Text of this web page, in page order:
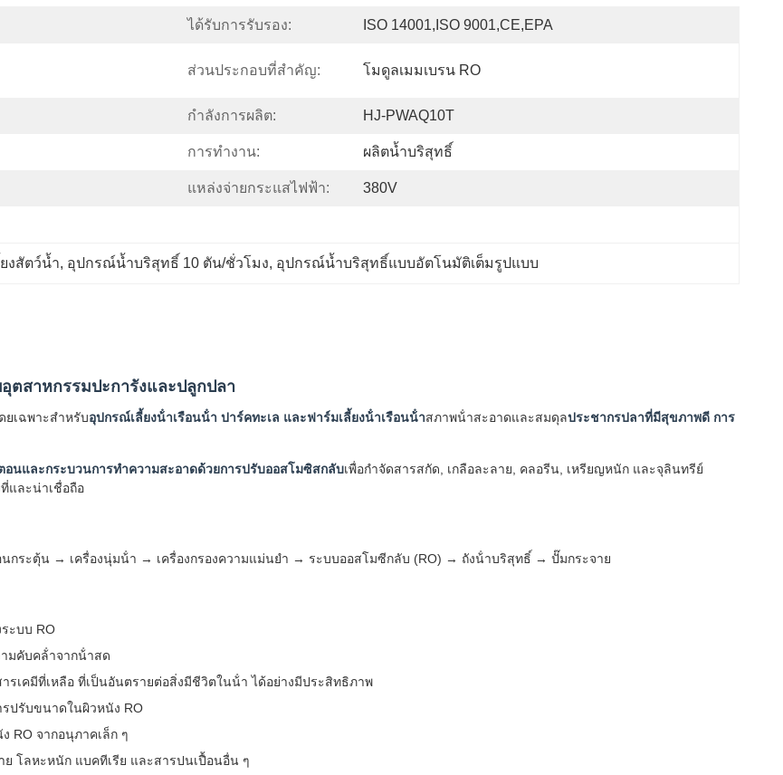
ได้รับการรับรอง: ISO 14001,ISO 9001,CE,EPA
ส่วนประกอบที่สำคัญ: โมดูลเมมเบรน RO
กำลังการผลิต: HJ-PWAQ10T
การทำงาน: ผลิตน้ำบริสุทธิ์
แหล่งจ่ายกระแสไฟฟ้า: 380V
งสัตว์น้ำ, อุปกรณ์น้ำบริสุทธิ์ 10 ตัน/ชั่วโมง, อุปกรณ์น้ำบริสุทธิ์แบบอัตโนมัติเต็มรูปแบบ
ตสาหกรรมปะการังและปลูกปลา
ยเฉพาะสําหรับอุปกรณ์เลี้ยงน้ําเรือนน้ํา ปาร์คทะเล และฟาร์มเลี้ยงน้ําเรือนน้ําสภาพน้ําสะอาดและสมดุลประชากรปลาที่มีสุขภาพดี การ
อนและกระบวนการทําความสะอาดด้วยการปรับออสโมซิสกลับเพื่อกําจัดสารสกัด, เกลือละลาย, คลอรีน, เหรียญหนัก และจุลินทรีย์
และน่าเชื่อถือ
กระตุ้น → เครื่องนุ่มน้ํา → เครื่องกรองความแม่นยํา → ระบบออสโมซีกลับ (RO) → ถังน้ําบริสุทธิ์ → ปั๊มกระจาย
ะบบ RO
มคับคล้ําจากน้ําสด
เคมีที่เหลือ ที่เป็นอันตรายต่อสิ่งมีชีวิตในน้ํา ได้อย่างมีประสิทธิภาพ
ปรับขนาดในผิวหนัง RO
RO จากอนุภาคเล็ก ๆ
โลหะหนัก แบคทีเรีย และสารปนเปื้อนอื่น ๆ